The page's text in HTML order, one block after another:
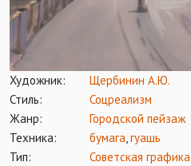
Художник:
Щербинин А.Ю.
Стиль:
Соцреализм
Жанр:
Городской пейзаж
Техника:
бумага,гуашь
Тип:
Советская графика